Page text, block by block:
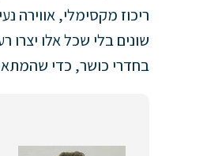
ריכוז מקסימלי, אווירה
שונים בלי שכל אלו
בחדרי כושר, כדי